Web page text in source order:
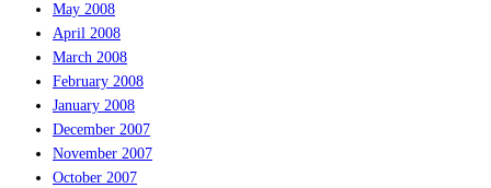
May 2008
April 2008
March 2008
February 2008
January 2008
December 2007
November 2007
October 2007